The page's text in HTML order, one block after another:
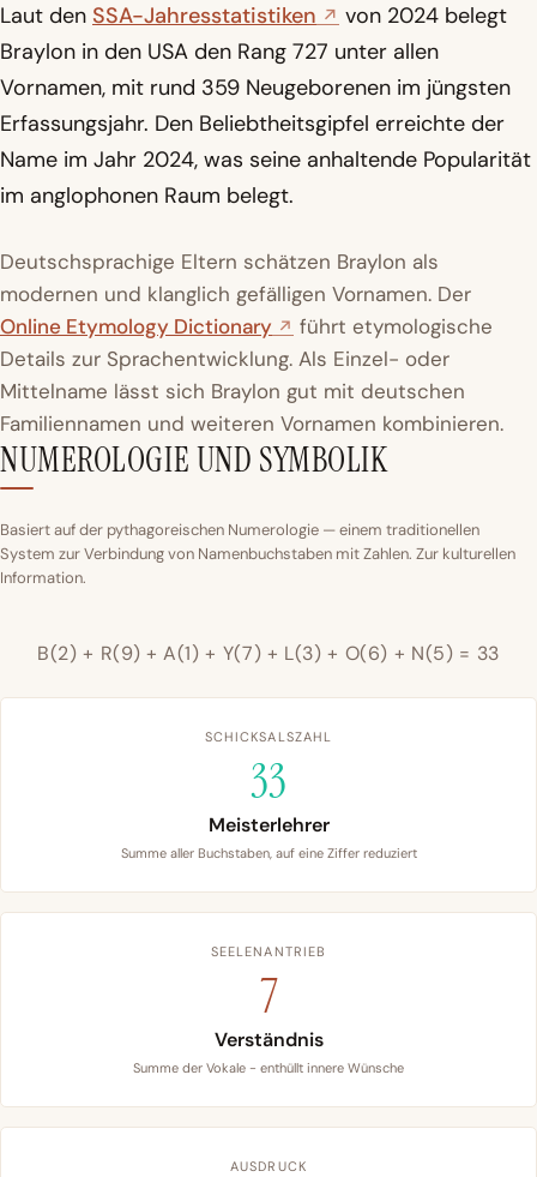
Laut den SSA-Jahresstatistiken
von 2024 belegt
Braylon in den USA den Rang 727 unter allen
Vornamen, mit rund 359 Neugeborenen im jüngsten
Erfassungsjahr. Den Beliebtheitsgipfel erreichte der
Name im Jahr 2024, was seine anhaltende Popularität
im anglophonen Raum belegt.
Deutschsprachige Eltern schätzen Braylon als
modernen und klanglich gefälligen Vornamen. Der
Online Etymology Dictionary
führt etymologische
Details zur Sprachentwicklung. Als Einzel- oder
Mittelname lässt sich Braylon gut mit deutschen
Familiennamen und weiteren Vornamen kombinieren.
NUMEROLOGIE UND SYMBOLIK
Basiert auf der pythagoreischen Numerologie — einem traditionellen
System zur Verbindung von Namenbuchstaben mit Zahlen. Zur kulturellen
Information.
B(2) + R(9) + A(1) + Y(7) + L(3) + O(6) + N(5) = 33
SCHICKSALSZAHL
33
Meisterlehrer
Summe aller Buchstaben, auf eine Ziffer reduziert
SEELENANTRIEB
7
Verständnis
Summe der Vokale - enthüllt innere Wünsche
AUSDRUCK